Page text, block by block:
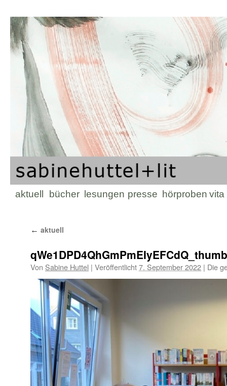
Zum
springen
aktuell bücher lesungen presse hörproben vita
← aktuell
Von Sabine Huttel | Veröffentlicht7. September 2022 | Die